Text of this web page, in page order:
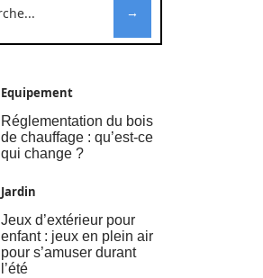
Equipement
Réglementation du bois
de chauffage : qu’est-ce
qui change ?
Jardin
Jeux d’extérieur pour
enfant : jeux en plein air
pour s’amuser durant
l’été